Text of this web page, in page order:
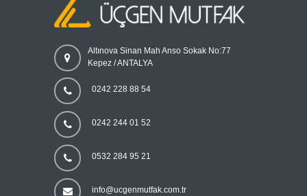
Altınova Sinan Mah Anso Sokak No:77
Kepez / ANTALYA
0242 228 88 54
0242 244 01 52
0532 284 95 21
info@ucgenmutfak.com.tr